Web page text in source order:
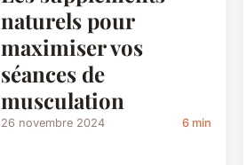
naturels pour
maximiser vos
séances de
musculation
26 novembre 2024 6 min